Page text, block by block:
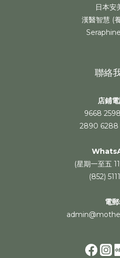
日本安
漢醫智慧 (
聯絡
店鋪
9668
2890 6288
(星期一至五
(852)
電